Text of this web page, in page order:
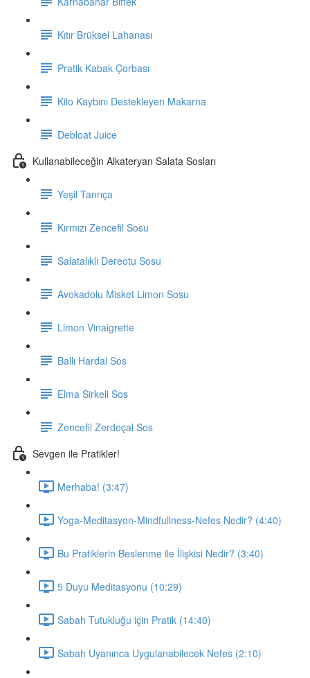
Kıtır Brüksel Lahanası
Pratik Kabak Çorbası
Kilo Kaybını Destekleyen Makarna
Debloat Juice
Kullanabileceğin Alkateryan Salata Sosları
Yeşil Tanrıça
Kırmızı Zencefil Sosu
Salatalıklı Dereotu Sosu
Avokadolu Misket Limon Sosu
Limon Vinaigrette
Ballı Hardal Sos
Elma Sirkeli Sos
Zencefil Zerdeçal Sos
Sevgen ile Pratikler!
Merhaba! (3:47)
Yoga-Meditasyon-Mindfullness-Nefes Nedir? (4:40)
Bu Pratiklerin Beslenme ile İlişkisi Nedir? (3:40)
5 Duyu Meditasyonu (10:29)
Sabah Tutukluğu için Pratik (14:40)
Sabah Uyanınca Uygulanabilecek Nefes (2:10)